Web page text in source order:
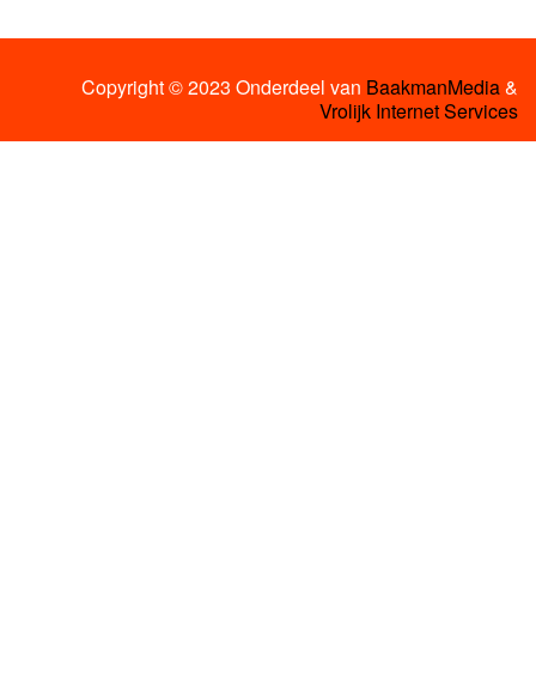
Copyright © 2023 Onderdeel van BaakmanMedia&
Vrolijk Internet Services